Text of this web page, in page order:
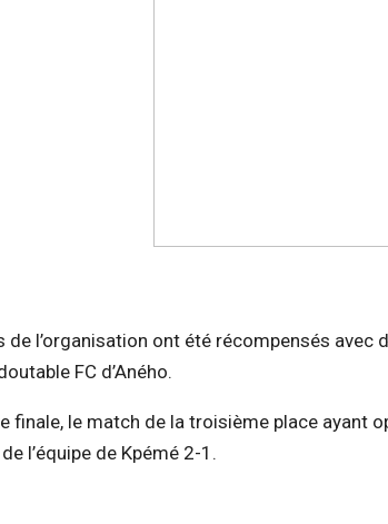
de l’organisation ont été récompensés
FC d’Aného.
finale, le match de la troisième place ayant
l’équipe de Kpémé 2-1.